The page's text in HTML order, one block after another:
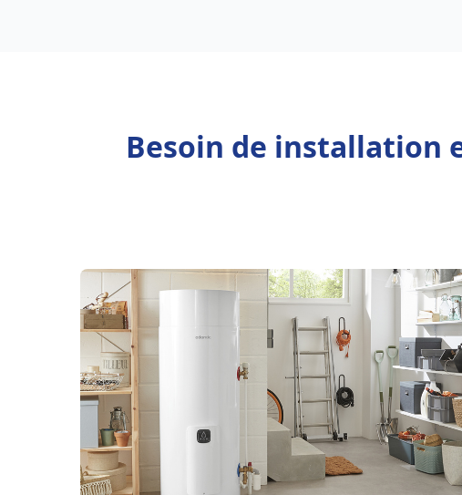
Besoin de installation